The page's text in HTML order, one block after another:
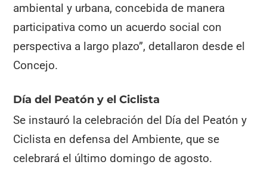
ambiental y urbana, concebida de manera
participativa como un acuerdo social con
perspectiva a largo plazo”, detallaron desde el
Concejo.
Día del Peatón y el Ciclista
Se instauró la celebración del Día del Peatón y
Ciclista en defensa del Ambiente, que se
celebrará el último domingo de agosto.